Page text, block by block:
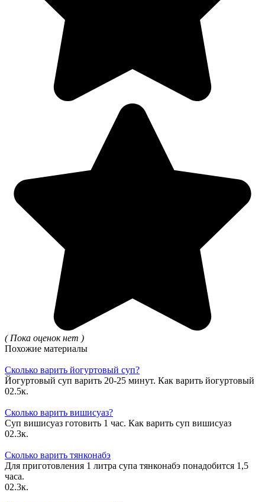
( Пока оценок нет )
Похожие материалы
Сколько варить йогуртовый суп?
Йогуртовый суп варить 20-25 минут. Как варить йогуртовый
02.5к.
Сколько варить вишисуаз?
Суп вишисуаз готовить 1 час. Как варить суп вишисуаз
02.3к.
Сколько варить тянконабэ
Для приготовления 1 литра супа тянконабэ понадобится 1,5
часа.
02.3к.